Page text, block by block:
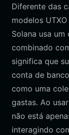
Diferente das
modelos
Solana usa
combinado
significa que
conta de
como uma
gastas. Ao
não está
interagindo